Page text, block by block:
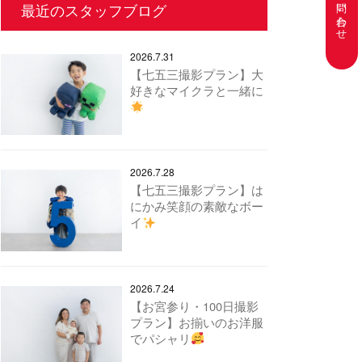
最近のスタッフブログ
2026.7.31
【七五三撮影プラン】大
好きなマイクラと一緒に
2026.7.28
【七五三撮影プラン】は
にかみ笑顔の素敵なボー
イ
2026.7.24
【お宮参り・100日撮影
プラン】お揃いのお洋服
でパシャリ